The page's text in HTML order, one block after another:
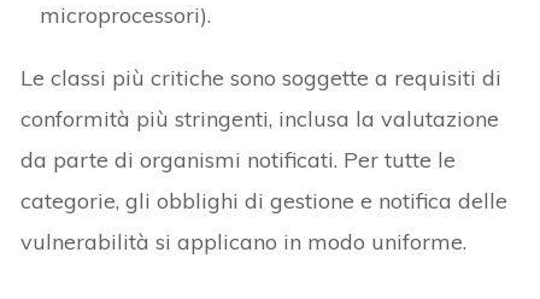
microprocessori).
Le classi più critiche sono soggette a requisiti di
conformità più stringenti, inclusa la valutazione
da parte di organismi notificati. Per tutte le
categorie, gli obblighi di gestione e notifica delle
vulnerabilità si applicano in modo uniforme.